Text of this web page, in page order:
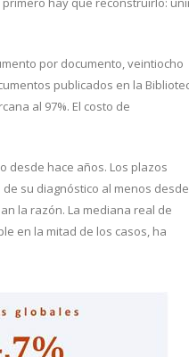
por documento, veintiocho
publicados en la
al 97%. El costo de
desde hace años. Los plazos
su diagnóstico al menos desde
la razón. La mediana real de
en la mitad de los casos, ha